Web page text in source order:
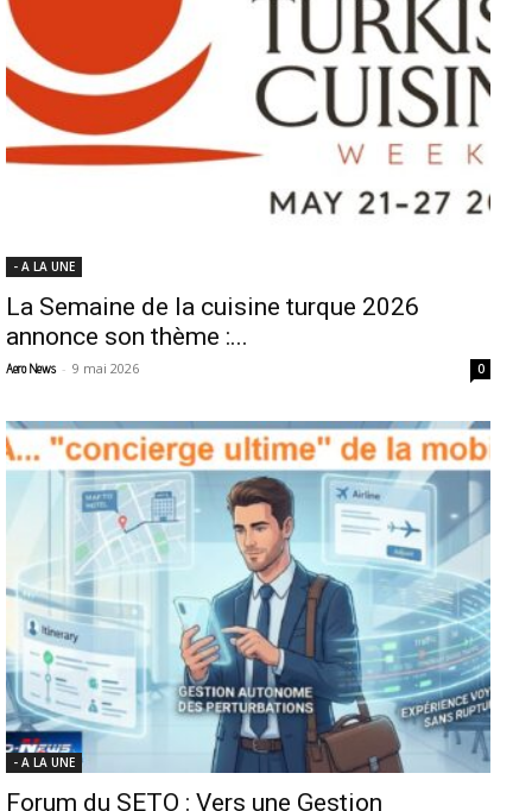
- A LA UNE
La Semaine de la cuisine turque 2026
annonce son thème :...
Aero News - 9 mai 2026 0
- A LA UNE
Forum du SETO : Vers une Gestion